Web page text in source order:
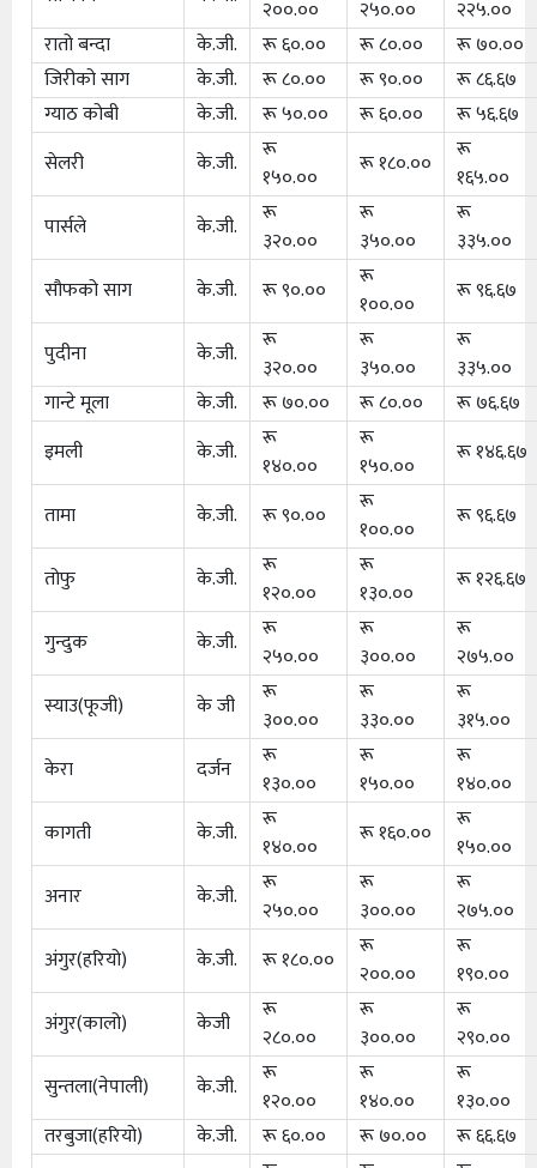
२००.०० २५०.००
२२५.००
रातो बन्दा
के.जी. रू ६०.०० रू ८०.००
रू ७०.००
जिरीको साग
के.जी. रू ८०.०० रू ९०.००
रू ८६.६७
ग्याठ कोबी
के.जी. रू ५०.०० रू ६०.००
रू ५६.६७
सेलरी
के.जी.
रू
१५०.००
रू १८०.००
रू
१६५.००
पार्सले
के.जी.
रू
३२०.००
रू
३५०.००
रू
३३५.००
सौफको साग
के.जी. रू ९०.००
रू
१००.००
रू ९६.६७
पुदीना
के.जी.
रू
३२०.००
रू
३५०.००
रू
३३५.००
गान्टे मूला
के.जी. रू ७०.०० रू ८०.००
रू ७६.६७
इमली
के.जी.
रू
१४०.००
रू
१५०.००
रू १४६.६७
तामा
के.जी. रू ९०.००
रू
१००.००
रू ९६.६७
तोफु
के.जी.
रू
१२०.००
रू
१३०.००
रू १२६.६७
गुन्दुक
के.जी.
रू
२५०.००
रू
३००.००
रू
२७५.००
स्याउ(फूजी)
के जी
रू
३००.००
रू
३३०.००
रू
३१५.००
केरा
दर्जन
रू
१३०.००
रू
१५०.००
रू
१४०.००
कागती
के.जी.
रू
१४०.००
रू १६०.००
रू
१५०.००
अनार
के.जी.
रू
२५०.००
रू
३००.००
रू
२७५.००
अंगुर(हरियो)
के.जी. रू १८०.००
रू
२००.००
रू
१९०.००
अंगुर(कालो)
केजी
रू
२८०.००
रू
३००.००
रू
२९०.००
सुन्तला(नेपाली)
के.जी.
रू
१२०.००
रू
१४०.००
रू
१३०.००
तरबुजा(हरियो)
के.जी. रू ६०.०० रू ७०.००
रू ६६.६७